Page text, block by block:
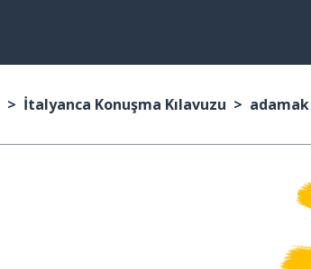
İtalyanca Konuşma Kılavuzu adamak